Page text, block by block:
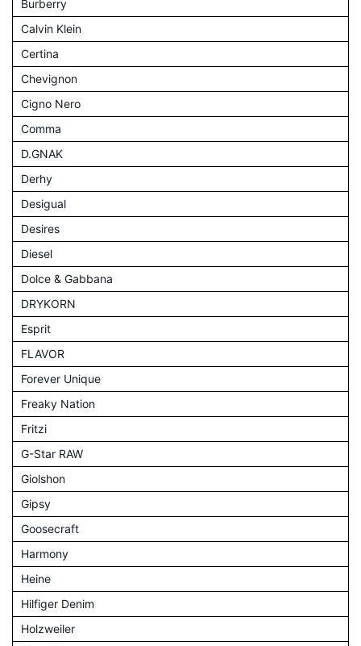
Burberry
Calvin Klein
Certina
Chevignon
Cigno Nero
Comma
D.GNAK
Derhy
Desigual
Desires
Diesel
Dolce & Gabbana
DRYKORN
Esprit
FLAVOR
Forever Unique
Freaky Nation
Fritzi
G-Star RAW
Giolshon
Gipsy
Goosecraft
Harmony
Heine
Hilfiger Denim
Holzweiler